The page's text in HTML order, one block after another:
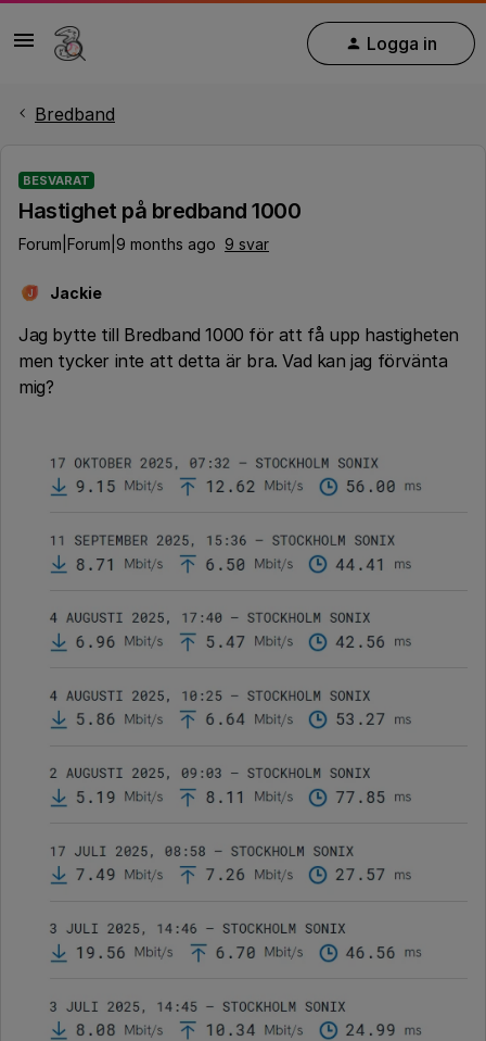
Logga in
Bredband
BESVARAT
Hastighet på bredband 1000
Forum|Forum|9 months ago 9 svar
J Jackie
Jag bytte till Bredband 1000 för att få upp hastigheten
men tycker inte att detta är bra. Vad kan jag förvänta
mig?